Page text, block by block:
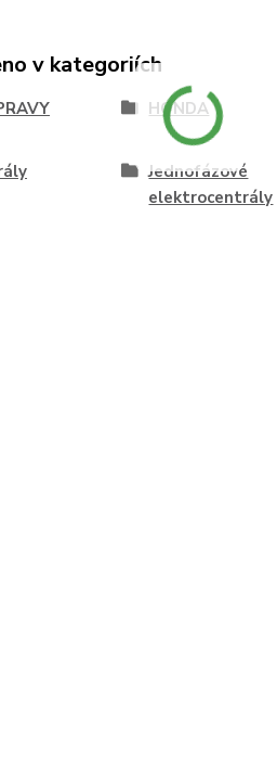
v kategoriích
HONDA
Jednofázové
elektrocentrály